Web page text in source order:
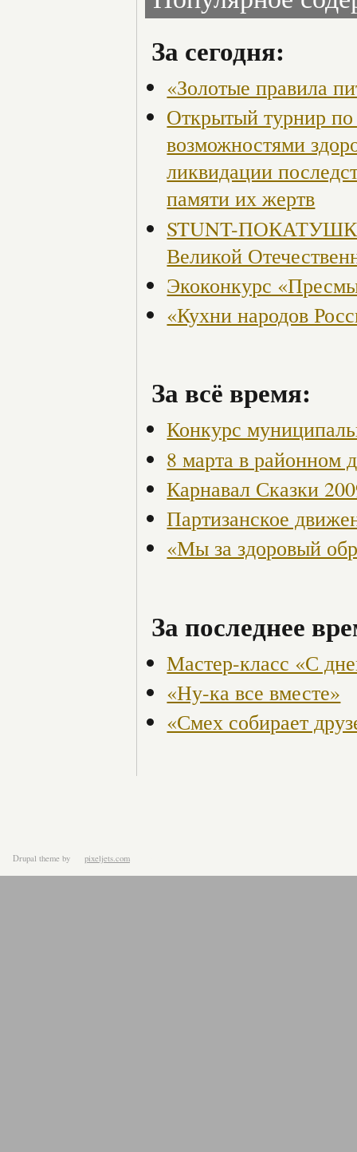
За сегодня:
«Золотые правила
Открытый турнир
возможностями
ликвидации
памяти их жертв
STUNT-
Великой
Экоконкурс
«Кухни народов
За всё время:
Конкурс
8 марта в районном
Карнавал Сказки
Партизанское
«Мы за здоровый
За последнее
Мастер-класс «С
«Ну-ка все вместе»
«Смех собирает
Drupal theme by pixeljets.com